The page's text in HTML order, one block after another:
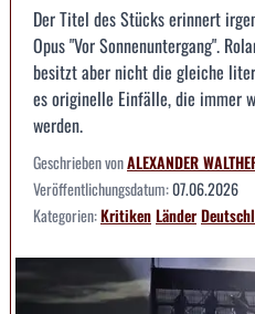
Der Titel des Stücks erinnert
Opus "Vor Sonnenuntergang".
besitzt aber nicht die gleiche
es originelle Einfälle, die immer
werden.
Geschrieben vonALEXANDER
Veröffentlichungsdatum:07.06.2026
Kategorien:KritikenLänder